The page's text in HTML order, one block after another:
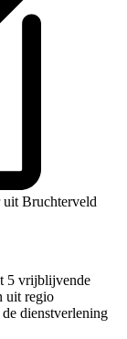
uit Bruchterveld
5 vrijblijvende
uit regio
dienstverlening